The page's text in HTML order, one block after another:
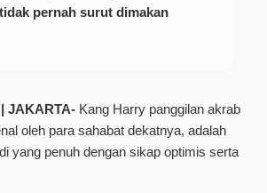
pernah surut dimakan
JAKARTA- Kang Harry panggilan akrab
oleh para sahabat dekatnya, adalah
yang penuh dengan sikap optimis serta